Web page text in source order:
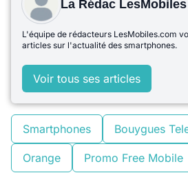
La Rédac LesMobiles
L'équipe de rédacteurs LesMobiles.com
articles sur l'actualité des smartphones.
Voir tous ses articles
Smartphones Bouygues
Orange Promo Free Mobile